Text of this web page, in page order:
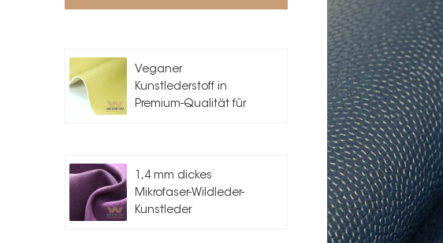
Veganer
Kunstlederstoff in
Premium-Qualität für
1,4 mm dickes
Mikrofaser-Wildleder-
Kunstleder